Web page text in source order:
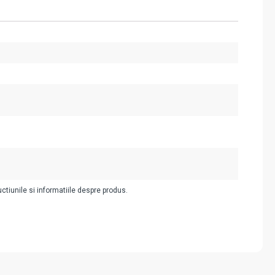
si informatiile despre produs.